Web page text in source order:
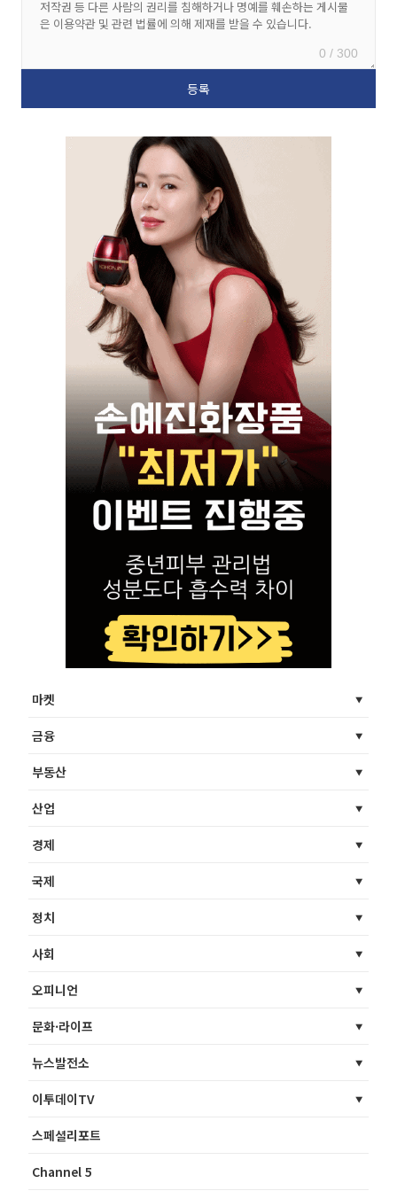
0 / 300
마켓
금융
부동산
산업
경제
국제
정치
사회
오피니언
문화·라이프
뉴스발전소
이투데이TV
스페셜리포트
Channel 5